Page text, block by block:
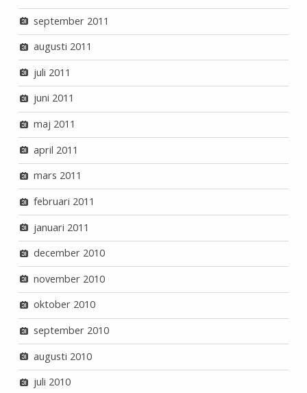
september 2011
augusti 2011
juli 2011
juni 2011
maj 2011
april 2011
mars 2011
februari 2011
januari 2011
december 2010
november 2010
oktober 2010
september 2010
augusti 2010
juli 2010